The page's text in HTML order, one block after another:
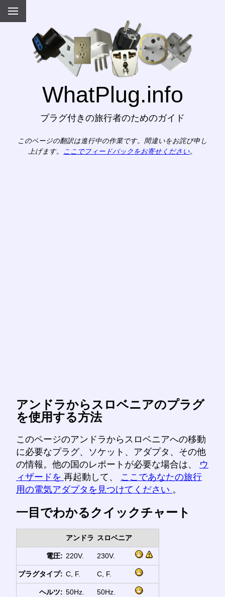
WhatPlug.info
プラグ付きの旅行者のためのガイド
このページの翻訳は進行中の作業です。間違いをお詫び申し
上げます。
ここでフィードバックをお寄せください。
アンドラからスロベニアのプラグ
を使用する方法
このページのアンドラからスロベニアへの移動
に必要なプラグ、ソケット、アダプタ、その他
の情報。他の国のレポートが必要な場合は、 ウ
ィザードを 再起動して、 ここであなたの旅行
用の電気アダプタを見つけてください 。
一目でわかるクイックチャート
アンドラ スロベニア
電圧: 220V. 230V.
プラグタイプ: C, F. C, F.
ヘルツ: 50Hz. 50Hz.